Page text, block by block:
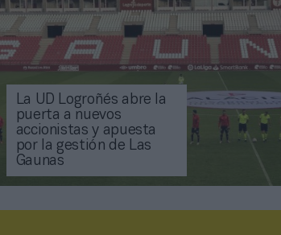
La UD Logroñés abre la
puerta a nuevos
accionistas y apuesta
por la gestión de Las
Gaunas